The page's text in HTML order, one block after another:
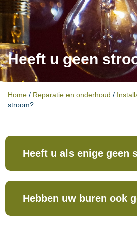
Heeft u geen
Home / Reparatie en onderhoud /
stroom?
Heeft u als enige geen
Hebben uw buren ook